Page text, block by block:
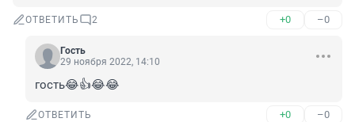
ОТВЕТИТЬ 2 +0 –0
Гость
29 ноября 2022, 14:10
гость😂👍😂😂
ОТВЕТИТЬ +0 –0